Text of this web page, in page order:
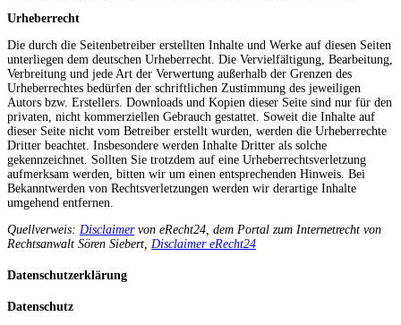
Urheberrecht
Die durch die Seitenbetreiber erstellten Inhalte und Werke auf diesen Seiten
unterliegen dem deutschen Urheberrecht. Die Vervielfältigung, Bearbeitung,
Verbreitung und jede Art der Verwertung außerhalb der Grenzen des
Urheberrechtes bedürfen der schriftlichen Zustimmung des jeweiligen
Autors bzw. Erstellers. Downloads und Kopien dieser Seite sind nur für den
privaten, nicht kommerziellen Gebrauch gestattet. Soweit die Inhalte auf
dieser Seite nicht vom Betreiber erstellt wurden, werden die Urheberrechte
Dritter beachtet. Insbesondere werden Inhalte Dritter als solche
gekennzeichnet. Sollten Sie trotzdem auf eine Urheberrechtsverletzung
aufmerksam werden, bitten wir um einen entsprechenden Hinweis. Bei
Bekanntwerden von Rechtsverletzungen werden wir derartige Inhalte
umgehend entfernen.
Quellverweis: Disclaimervon eRecht24, dem Portal zum Internetrecht von
Rechtsanwalt Sören Siebert, Disclaimer eRecht24
Datenschutzerklärung
Datenschutz